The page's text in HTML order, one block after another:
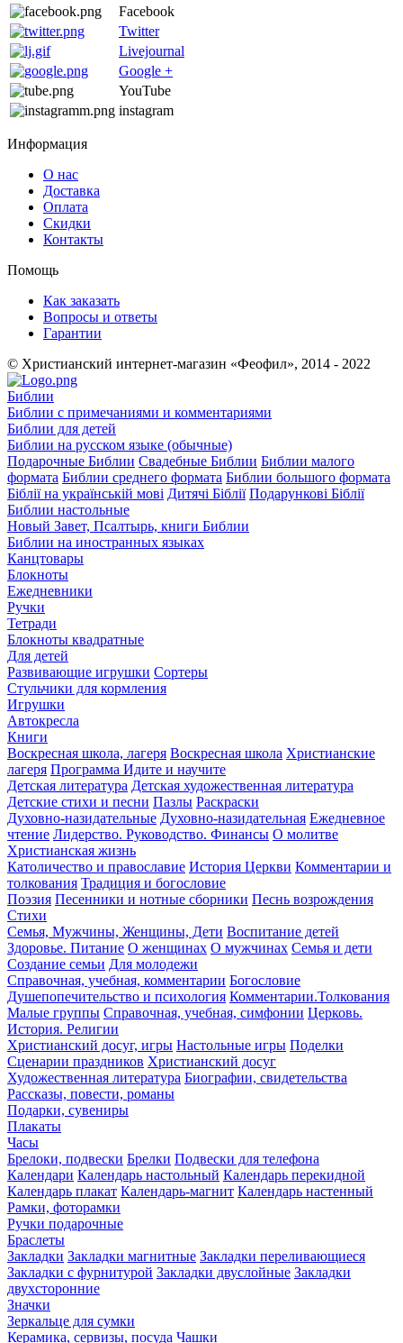
Facebook
Twitter
Livejournal
Google +
YouTube
instagram
Информация
О нас
Доставка
Оплата
Скидки
Контакты
Помощь
Как заказать
Вопросы и ответы
Гарантии
© Христианский интернет-магазин «Феофил», 2014 - 2022
Библии
Библии с примечаниями и комментариями
Библии для детей
Библии на русском языке (обычные)
Подарочные Библии Свадебные Библии Библии малого
формата Библии среднего формата Библии большого формата
Біблії на українській мові Дитячі Біблії Подарункові Біблії
Библии настольные
Новый Завет, Псалтырь, книги Библии
Библии на иностранных языках
Канцтовары
Блокноты
Ежедневники
Ручки
Тетради
Блокноты квадратные
Для детей
Развивающие игрушки Сортеры
Стульчики для кормления
Игрушки
Автокресла
Книги
Воскресная школа, лагеря Воскресная школа Христианские
лагеря Программа Идите и научите
Детская литература Детская художественная литература
Детские стихи и песни Пазлы Раскраски
Духовно-назидательные Духовно-назидательная Ежедневное
чтение Лидерство. Руководство. Финансы О молитве
Христианская жизнь
Католичество и православие История Церкви Комментарии и
толкования Традиция и богословие
Поэзия Песенники и нотные сборники Песнь возрождения
Стихи
Семья, Мужчины, Женщины, Дети Воспитание детей
Здоровье. Питание О женщинах О мужчинах Семья и дети
Создание семьи Для молодежи
Справочная, учебная, комментарии Богословие
Душепопечительство и психология Комментарии.Толкования
Малые группы Справочная, учебная, симфонии Церковь.
История. Религии
Христианский досуг, игры Настольные игры Поделки
Сценарии праздников Христианский досуг
Художественная литература Биографии, свидетельства
Рассказы, повести, романы
Подарки, сувениры
Плакаты
Часы
Брелоки, подвески Брелки Подвески для телефона
Календари Календарь настольный Календарь перекидной
Календарь плакат Календарь-магнит Календарь настенный
Рамки, фоторамки
Ручки подарочные
Браслеты
Закладки Закладки магнитные Закладки переливающиеся
Закладки с фурнитурой Закладки двуслойные Закладки
двухсторонние
Значки
Зеркальце для сумки
Керамика, сервизы, посуда Чашки